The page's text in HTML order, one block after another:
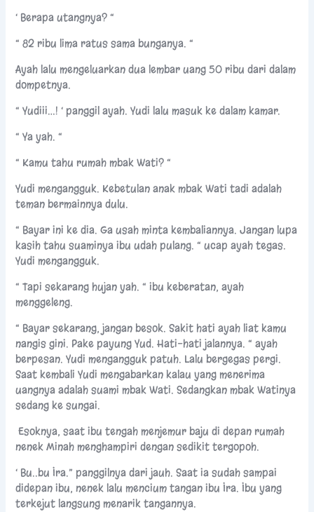
‘ Berapa utangnya? “
“ 82 ribu lima ratus sama bunganya. “
Ayah lalu mengeluarkan dua lembar uang 50 ribu dari dalam
dompetnya.
“ Yudiii…! ‘ panggil ayah. Yudi lalu masuk ke dalam kamar.
“ Ya yah. “
“ Kamu tahu rumah mbak Wati? “
Yudi mengangguk. Kebetulan anak mbak Wati tadi adalah
teman bermainnya dulu.
“ Bayar ini ke dia. Ga usah minta kembaliannya. Jangan lupa
kasih tahu suaminya ibu udah pulang. “ ucap ayah tegas.
Yudi mengangguk.
“ Tapi sekarang hujan yah. “ ibu keberatan, ayah
menggeleng.
“ Bayar sekarang, jangan besok. Sakit hati ayah liat kamu
nangis gini. Pake payung Yud. Hati-hati jalannya. “ ayah
berpesan. Yudi mengangguk patuh. Lalu bergegas pergi.
Saat kembali Yudi mengabarkan kalau yang menerima
uangnya adalah suami mbak Wati. Sedangkan mbak Watinya
sedang ke sungai.
Esoknya, saat ibu tengah menjemur baju di depan rumah
nenek Minah menghampiri dengan sedikit tergopoh.
‘ Bu..bu Ira.” panggilnya dari jauh. Saat ia sudah sampai
didepan ibu, nenek lalu mencium tangan ibu Ira. Ibu yang
terkejut langsung menarik tangannya.